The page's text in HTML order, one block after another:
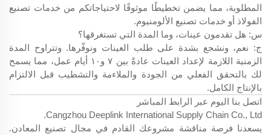
المطلوبة، مما يضمن تخطيطًا موثوقًا لاحتياجاتكم من خدمات تصنيع
الفولاذ أو خدمات تصنيع الألومنيوم.
س: هل تقدمون عينات، وما المدة التي تستغرقها؟
ج: نعم، ونشجع بشدة على طلب العينات ونوفّرها. وتتراوح المدة
الزمنية اللازمة لإعداد العينات عادةً بين ٧ و١٠ أيام عمل، مما يسمح
لك بالتحقق الفعلي من الجودة والملاءمة والتشطيب قبل الالتزام
بالإنتاج الكامل.
اتصل بنا اليوم عبر الرابط المباشر
Cangzhou Deeplink International Supply Chain Co., Ltd.
يسعدنا فرصة مناقشة مشروعك القادم في مجال تصنيع المعادن.